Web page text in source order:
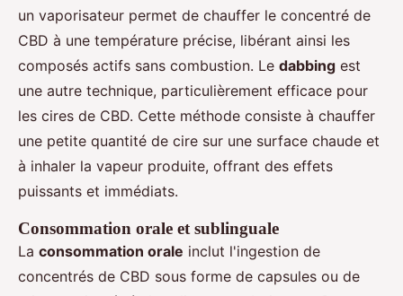
un vaporisateur permet de chauffer le concentré de
CBD à une température précise, libérant ainsi les
composés actifs sans combustion. Le dabbing est
une autre technique, particulièrement efficace pour
les cires de CBD. Cette méthode consiste à chauffer
une petite quantité de cire sur une surface chaude et
à inhaler la vapeur produite, offrant des effets
puissants et immédiats.
Consommation orale et sublinguale
La consommation orale inclut l'ingestion de
concentrés de CBD sous forme de capsules ou de